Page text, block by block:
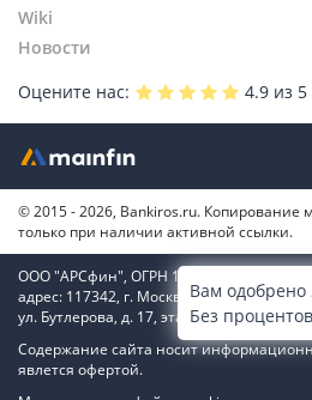
Wiki
Новости
Оцените нас:
4.9 из 5
© 2015 - 2026, Bankiros.ru. Копирование
только при наличии активной ссылки.
ООО "АРСфин", ОГРН 1187746346556,
адрес: 117342, г. Москва, вн. тер. г.
ул. Бутлерова, д. 17, этаж 4, ком. 66
Содержание сайта носит
явлется офертой.
Вам одобрено
Без